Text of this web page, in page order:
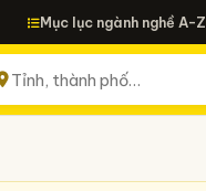
Mục lục ngành nghề A-Z